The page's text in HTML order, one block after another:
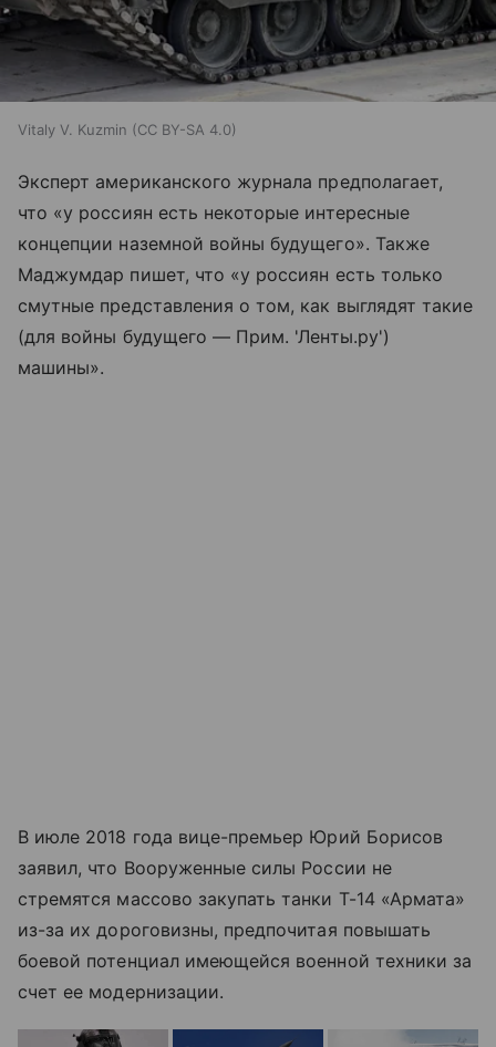
Vitaly V. Kuzmin (CC BY-SA 4.0)
Эксперт американского журнала предполагает,
что «у россиян есть некоторые интересные
концепции наземной войны будущего». Также
Маджумдар пишет, что «у россиян есть только
смутные представления о том, как выглядят такие
(для войны будущего — Прим. 'Ленты.ру')
машины».
В июле 2018 года вице-премьер Юрий Борисов
заявил, что Вооруженные силы России не
стремятся массово закупать танки Т-14 «Армата»
из-за их дороговизны, предпочитая повышать
боевой потенциал имеющейся военной техники за
счет ее модернизации.